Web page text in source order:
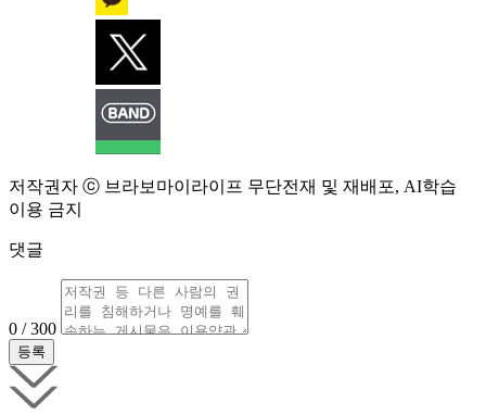
저작권자 ⓒ 브라보마이라이프 무단전재 및 재배포, AI학습
이용 금지
댓글
0 / 300